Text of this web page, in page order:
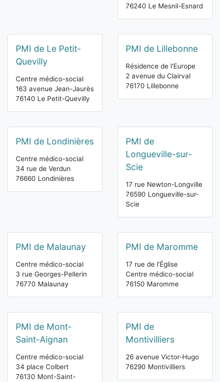
76240 Le Mesnil-Esnard
PMI de Le Petit-
Quevilly
Centre médico-social
163 avenue Jean-Jaurès
76140 Le Petit-Quevilly
PMI de Lillebonne
Résidence de l'Europe
2 avenue du Clairval
76170 Lillebonne
PMI de Londinières
Centre médico-social
34 rue de Verdun
76660 Londinières
PMI de
Longueville-sur-
Scie
17 rue Newton-Longville
76590 Longueville-sur-
Scie
PMI de Malaunay
Centre médico-social
3 rue Georges-Pellerin
76770 Malaunay
PMI de Maromme
17 rue de l'Église
Centre médico-social
76150 Maromme
PMI de Mont-
Saint-Aignan
Centre médico-social
34 place Colbert
76130 Mont-Saint-
PMI de
Montivilliers
26 avenue Victor-Hugo
76290 Montivilliers